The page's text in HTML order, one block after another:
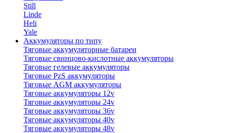
Still
Linde
Heli
Yale
Аккумуляторы по типу
Тяговые аккумуляторные батареи
Тяговые свинцово-кислотные аккумуляторы
Тяговые гелевые аккумуляторы
Тяговые PzS аккумуляторы
Тяговые AGM аккумуляторы
Тяговые аккумуляторы 12v
Тяговые аккумуляторы 24v
Тяговые аккумуляторы 36v
Тяговые аккумуляторы 40v
Тяговые аккумуляторы 48v